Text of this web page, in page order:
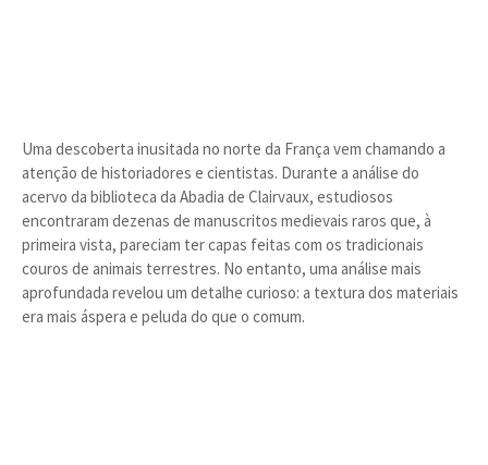
Uma descoberta inusitada no norte da França vem chamando a
atenção de historiadores e cientistas. Durante a análise do
acervo da biblioteca da Abadia de Clairvaux, estudiosos
encontraram dezenas de manuscritos medievais raros que, à
primeira vista, pareciam ter capas feitas com os tradicionais
couros de animais terrestres. No entanto, uma análise mais
aprofundada revelou um detalhe curioso: a textura dos materiais
era mais áspera e peluda do que o comum.